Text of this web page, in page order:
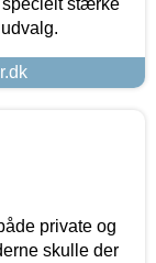
private og
skulle der